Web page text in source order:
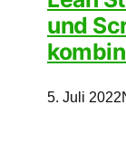
und
5. Juli 2022